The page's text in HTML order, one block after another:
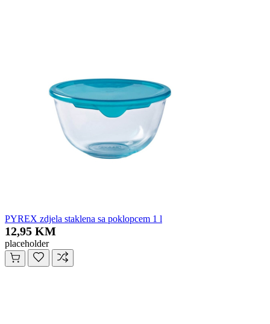
PYREX zdjela staklena sa poklopcem 1 l
12,95 KM
placeholder